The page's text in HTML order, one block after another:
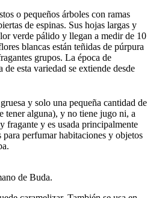
o pequeños árboles con ramas
de espinas. Sus hojas largas y
verde pálido y llegan a medir de 10
blancas están teñidas de púrpura
grupos. La época de
esta variedad se extiende desde
y solo una pequeña cantidad de
tener alguna), y no tiene jugo ni, a
fragante y es usada principalmente
para perfumar habitaciones y objetos
de Buda.